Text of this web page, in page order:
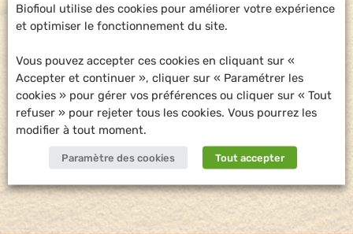
POUR ALLER
PLUS LOIN
DEMANDE
D'INFORMATIONS
Biofioul utilise des cookies pour améliorer votre expérience
et optimiser le fonctionnement du site.
Vous pouvez accepter ces cookies en cliquant sur «
Accepter et continuer », cliquer sur « Paramétrer les
cookies » pour gérer vos préférences ou cliquer sur « Tout
refuser » pour rejeter tous les cookies. Vous pourrez les
modifier à tout moment.
Paramètre des cookies Tout accepter